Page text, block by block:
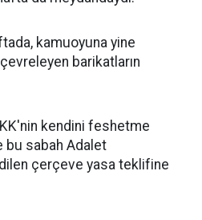
kamuoyuna yine
barikatların
kendini feshetme
bu sabah Adalet
çerçeve yasa teklifine